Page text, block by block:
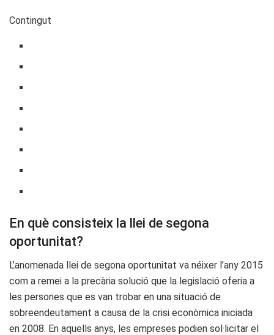
Contingut
En què consisteix la llei de segona
oportunitat?
L’anomenada llei de segona oportunitat va néixer l’any 2015
com a remei a la precària solució que la legislació oferia a
les persones que es van trobar en una situació de
sobreendeutament a causa de la crisi econòmica iniciada
en 2008. En aquells anys, les empreses podien sol·licitar el